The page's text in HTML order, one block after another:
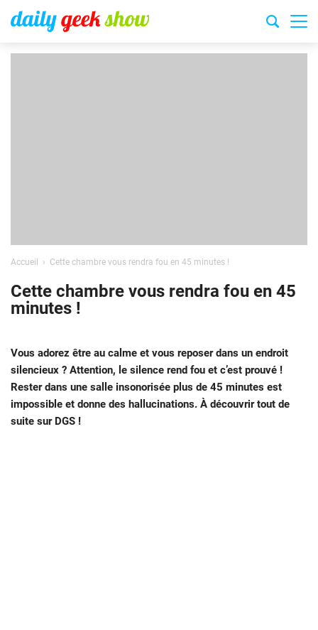
Accueil Cette chambre vous rendra fou en 45 minutes !
Cette chambre vous rendra fou en 45
minutes !
Vous adorez être au calme et vous reposer dans un endroit
silencieux ? Attention, le silence rend fou et c’est prouvé !
Rester dans une salle insonorisée plus de 45 minutes est
impossible et donne des hallucinations. À découvrir tout de
suite sur DGS !